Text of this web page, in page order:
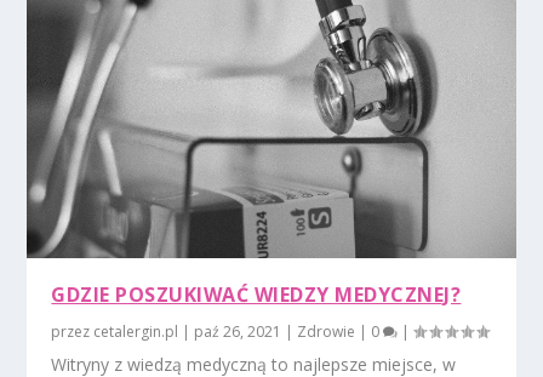
GDZIE POSZUKIWAĆ WIEDZY MEDYCZNEJ?
przez cetalergin.pl | paź 26, 2021 | Zdrowie | 0 |
Witryny z wiedzą medyczną to najlepsze miejsce, w